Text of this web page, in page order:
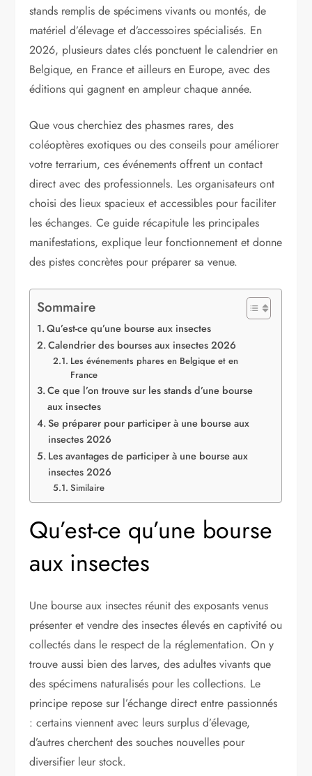
stands remplis de spécimens vivants ou montés, de
matériel d’élevage et d’accessoires spécialisés. En
2026, plusieurs dates clés ponctuent le calendrier en
Belgique, en France et ailleurs en Europe, avec des
éditions qui gagnent en ampleur chaque année.
Que vous cherchiez des phasmes rares, des
coléoptères exotiques ou des conseils pour améliorer
votre terrarium, ces événements offrent un contact
direct avec des professionnels. Les organisateurs ont
choisi des lieux spacieux et accessibles pour faciliter
les échanges. Ce guide récapitule les principales
manifestations, explique leur fonctionnement et donne
des pistes concrètes pour préparer sa venue.
Sommaire
Qu’est-ce qu’une bourse aux insectes
Calendrier des bourses aux insectes 2026
Les événements phares en Belgique et en
France
Ce que l’on trouve sur les stands d’une bourse
aux insectes
Se préparer pour participer à une bourse aux
insectes 2026
Les avantages de participer à une bourse aux
insectes 2026
Similaire
Qu’est-ce qu’une bourse
aux insectes
Une bourse aux insectes réunit des exposants venus
présenter et vendre des insectes élevés en captivité ou
collectés dans le respect de la réglementation. On y
trouve aussi bien des larves, des adultes vivants que
des spécimens naturalisés pour les collections. Le
principe repose sur l’échange direct entre passionnés
: certains viennent avec leurs surplus d’élevage,
d’autres cherchent des souches nouvelles pour
diversifier leur stock.